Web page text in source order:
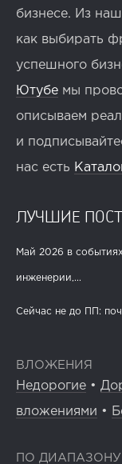
бизнесе. Из
как выбирать
успешного
Ютубе мы
описываем
и
нас есть
ЛУЧШИЕ
Май 2026 в
инженерии,...
Сейчас не до ПП:
ВЛОЖЕНИЯ
Недорогие •
вложениями •
ПО